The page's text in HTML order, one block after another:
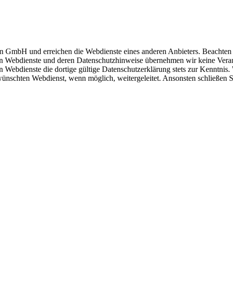
und erreichen die Webdienste eines anderen Anbieters.
und deren Datenschutzhinweise übernehmen wir keine
die dortige gültige Datenschutzerklärung stets zur
Webdienst, wenn möglich, weitergeleitet. Ansonsten schließen